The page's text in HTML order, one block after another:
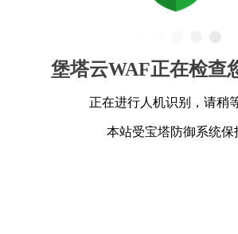
堡塔云WAF正在检查
正在进行人机识别，请稍
本站受宝塔防御系统保